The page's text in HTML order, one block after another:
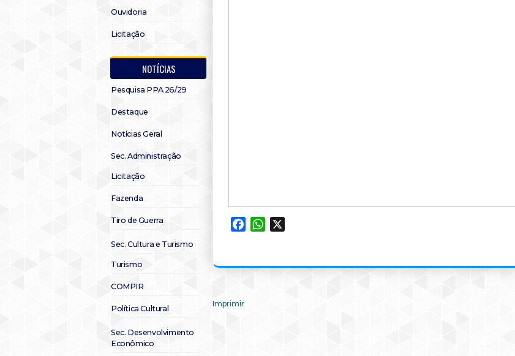
Ouvidoria
Licitação
NOTÍCIAS
Pesquisa PPA 26/29
Destaque
Notícias Geral
Sec. Administração
Licitação
Fazenda
Tiro de Guerra
Sec. Cultura e Turismo
Turismo
COMPIR
Política Cultural
Sec. Desenvolvimento
Econômico
FacebookWhatsApp
Imprimir